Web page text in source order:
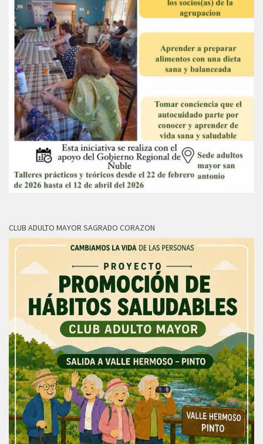
CLUB ADULTO MAYOR SAGRADO CORAZON